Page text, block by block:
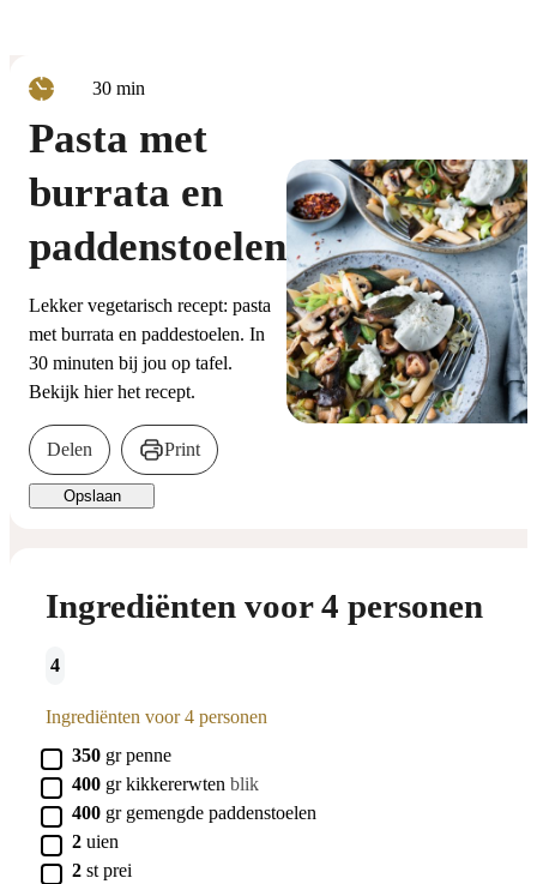
30minuten
min
Pasta met
burrata en
paddenstoelen
Lekker vegetarisch recept: pasta
met burrata en paddestoelen. In
30 minuten bij jou op tafel.
Bekijk hier het recept.
Delen Print
Opslaan
Ingrediënten voor 4 personen
4
Ingrediënten voor 4 personen
▢
350 gr penne
▢
400 gr kikkererwten blik
▢
400 gr gemengde paddenstoelen
▢
2 uien
▢
2 st prei